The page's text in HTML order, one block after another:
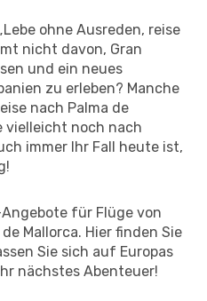
ohne Ausreden, reise
nicht davon, Gran
und ein neues
zu erleben? Manche
nach Palma de
vielleicht noch nach
immer Ihr Fall heute ist,
für Flüge von
Mallorca. Hier finden Sie
Sie sich auf Europas
nächstes Abenteuer!